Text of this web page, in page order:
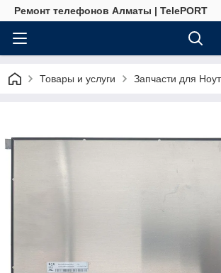
Ремонт телефонов Алматы | TelePORT
Товары и услуги Запчасти для